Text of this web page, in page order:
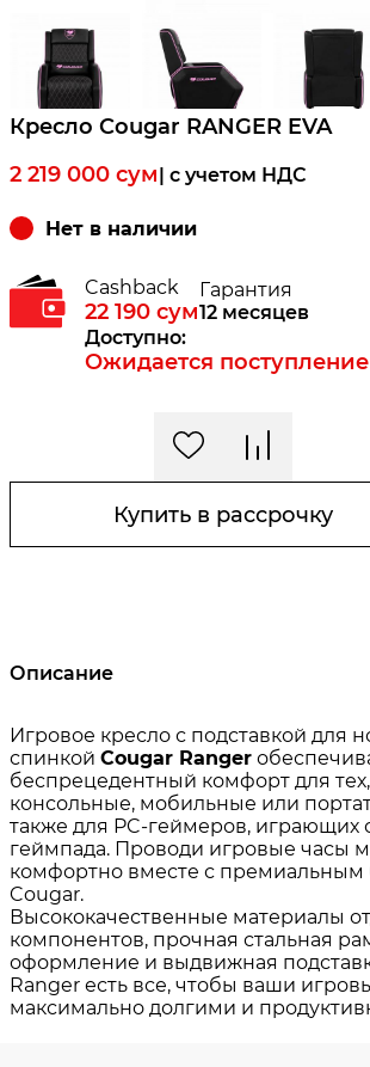
Кресло Cougar RANGER EVA
2 219 000 сум| c учетом НДС
Нет в наличии
Cashback
22 190 сум
Гарантия
12 месяцев
Доступно:
Ожидается поступление
Купить в рассрочку
Описание